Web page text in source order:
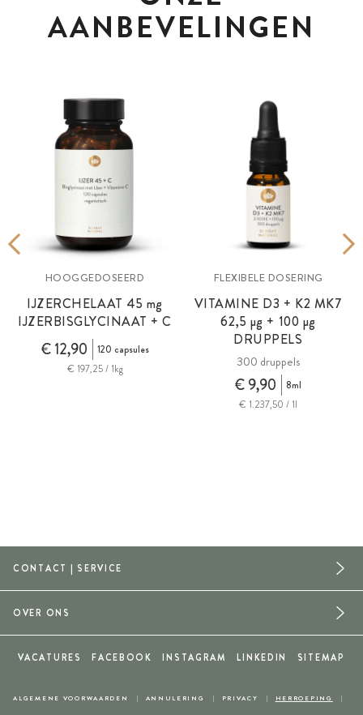
AANBEVELINGEN
HOOGGEDOSEERD
IJZERCHELAAT 45 mg
IJZERBISGLYCINAAT + C
€ 12,90
120 capsules
€ 197,25 / 1kg
FLEXIBELE DOSERING
VITAMINE D3 + K2 MK7
62,5 µg + 100 µg
DRUPPELS
300 druppels
€ 9,90
8ml
€ 1.237,50 / 1l
CONTACT | SERVICE
ALGEMENE VOORWAARDEN ANNULERING PRIVACY HERROEPING
OVER ONS
VACATURES FACEBOOK INSTAGRAM LINKEDIN SITEMAP